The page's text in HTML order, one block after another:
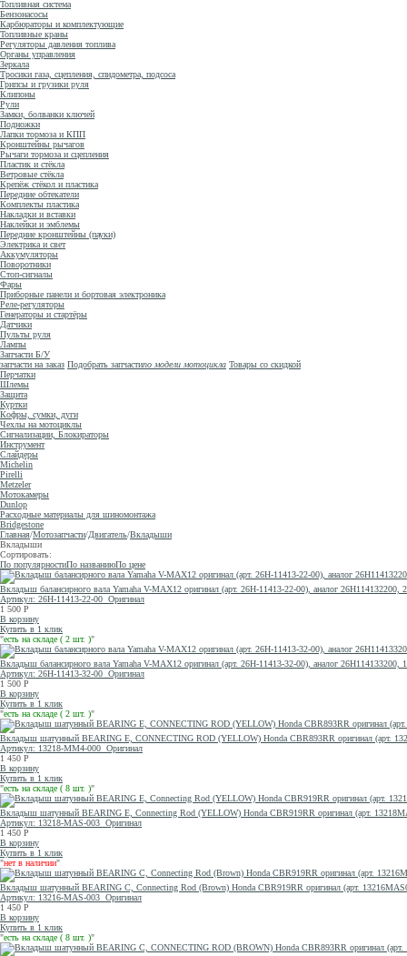
Топливная система
Бензонасосы
Карбюраторы и комплектующие
Топливные краны
Регуляторы давления топлива
Органы управления
Зеркала
Тросики газа, сцепления, спидометра, подсоса
Грипсы и грузики руля
Клипоны
Рули
Замки, болванки ключей
Подножки
Лапки тормоза и КПП
Кронштейны рычагов
Рычаги тормоза и сцепления
Пластик и стёкла
Ветровые стёкла
Крепёж стёкол и пластика
Передние обтекатели
Комплекты пластика
Накладки и вставки
Наклейки и эмблемы
Передние кронштейны (пауки)
Электрика и свет
Аккумуляторы
Поворотники
Стоп-сигналы
Фары
Приборные панели и бортовая электроника
Реле-регуляторы
Генераторы и стартёры
Датчики
Пульты руля
Лампы
Запчасти Б/У
запчасти на заказ Подобрать запчастипо модели мотоцикла Товары со скидкой
Перчатки
Шлемы
Защита
Куртки
Кофры, сумки, дуги
Чехлы на мотоциклы
Сигнализации, Блокираторы
Инструмент
Слайдеры
Michelin
Pirelli
Metzeler
Мотокамеры
Dunlop
Расходные материалы для шиномонтажа
Bridgestone
Главная/Мотозапчасти/Двигатель/Вкладыши
Вкладыши
Сортировать:
По популярностиПо названиюПо цене
Вкладыш балансирного вала Yamaha V-MAX12 оригинал (арт. 26H-11413-22-00), аналог
Артикул: 26H-11413-22-00 Оригинал
1 500 Р
В корзину
Купить в 1 клик
"есть на складе ( 2 шт. )"
Вкладыш балансирного вала Yamaha V-MAX12 оригинал (арт. 26H-11413-32-00), аналог
Артикул: 26H-11413-32-00 Оригинал
1 500 Р
В корзину
Купить в 1 клик
"есть на складе ( 2 шт. )"
Вкладыш шатунный BEARING E, CONNECTING ROD (YELLOW) Honda CBR893RR оригинал (арт.
Артикул: 13218-MM4-000 Оригинал
1 450 Р
В корзину
Купить в 1 клик
"есть на складе ( 8 шт. )"
Вкладыш шатунный BEARING E, Connecting Rod (YELLOW) Honda CBR919RR оригинал (арт.
Артикул: 13218-MAS-003 Оригинал
1 450 Р
В корзину
Купить в 1 клик
"нет в наличии"
Вкладыш шатунный BEARING C, Connecting Rod (Brown) Honda CBR919RR оригинал (арт.
Артикул: 13216-MAS-003 Оригинал
1 450 Р
В корзину
Купить в 1 клик
"есть на складе ( 8 шт. )"